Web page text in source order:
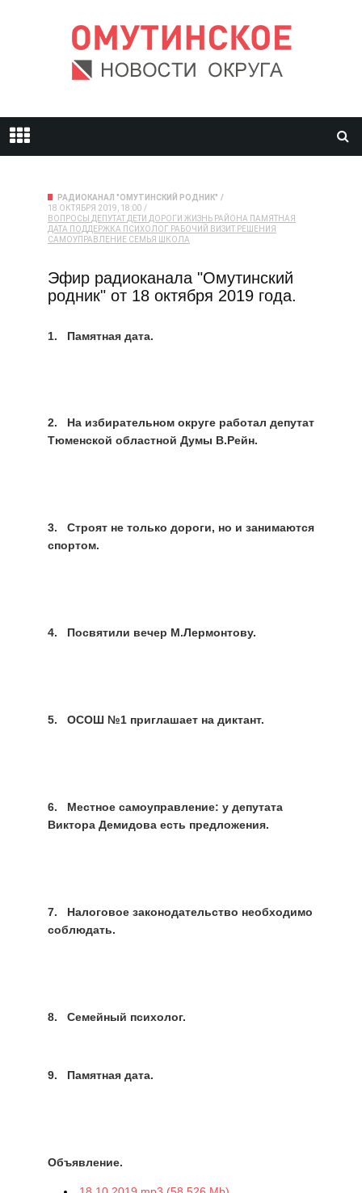
РАДИОКАНАЛ "ОМУТИНСКИЙ РОДНИК"
18 ОКТЯБРЯ 2019, 18:00
ВОПРОСЫ ДЕПУТАТ ДЕТИ ДОРОГИ ЖИЗНЬ РАЙОНА ПАМЯТНАЯ
ДАТА ПОДДЕРЖКА ПСИХОЛОГ РАБОЧИЙ ВИЗИТ РЕШЕНИЯ
САМОУПРАВЛЕНИЕ СЕМЬЯ ШКОЛА
Эфир радиоканала "Омутинский
родник" от 18 октября 2019 года.
1. Памятная дата.
2. На избирательном округе работал депутат
Тюменской областной Думы В.Рейн.
3. Строят не только дороги, но и занимаются
спортом.
4. Посвятили вечер М.Лермонтову.
5. ОСОШ №1 приглашает на диктант.
6. Местное самоуправление: у депутата
Виктора Демидова есть предложения.
7. Налоговое законодательство необходимо
соблюдать.
8. Семейный психолог.
9. Памятная дата.
Объявление.